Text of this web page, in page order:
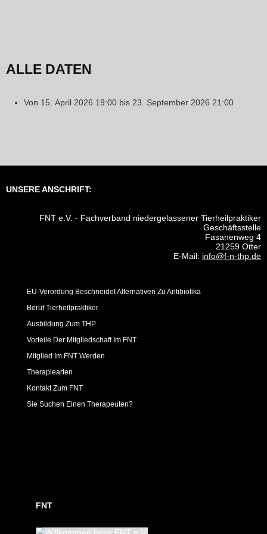
ALLE DATEN
Von 15. April 2026 19:00 bis 23. September 2026 21:00
UNSERE ANSCHRIFT:
FNT e.V. - Fachverband niedergelassener Tierheilpraktiker
Geschäftsstelle
Fasanenweg 4
21259 Otter
E-Mail: info@f-n-thp.de
EU-Verordung Beschneidet Alternativen Zu Antibiotika
Beruf Tierheilpraktiker
Ausbildung Zum THP
Vorteile Der Mitgliedschaft Im FNT
Mitglied Im FNT Werden
Therapiearten
Kontakt Zum FNT
Sie Suchen Einen Therapeuten?
FNT